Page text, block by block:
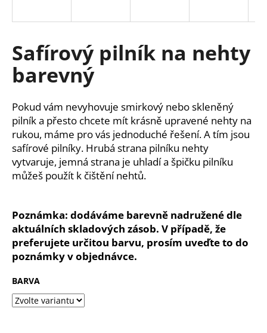
Safírový pilník na nehty
barevný
Pokud vám nevyhovuje smirkový nebo skleněný
pilník a přesto chcete mít krásně upravené nehty na
rukou, máme pro vás jednoduché řešení. A tím jsou
safírové pilníky. Hrubá strana pilníku nehty
vytvaruje, jemná strana je uhladí a špičku pilníku
můžeš použít k čištění nehtů.
Poznámka: dodáváme barevně nadružené dle
aktuálních skladových zásob. V případě, že
preferujete určitou barvu, prosím uveďte to do
poznámky v objednávce.
BARVA
í
t
?
HLEDAT
p
o
r
u
u
j
e